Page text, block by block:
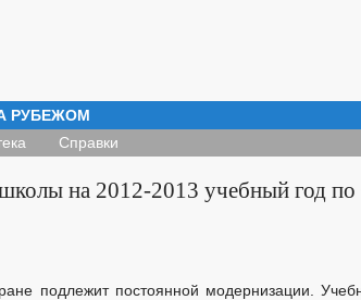
РУБЕЖОМ
Справки
школы на 2012-2013 учебный год
подлежит постоянной модернизации.